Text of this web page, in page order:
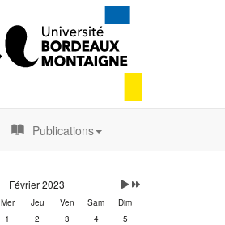
Publications
Février 2023
Mer Jeu Ven Sam
Dim
1
2 3 4
5